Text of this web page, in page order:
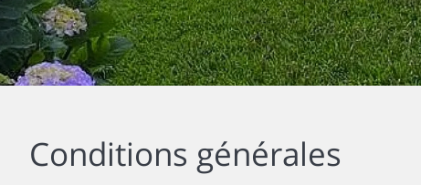
Conditions générales